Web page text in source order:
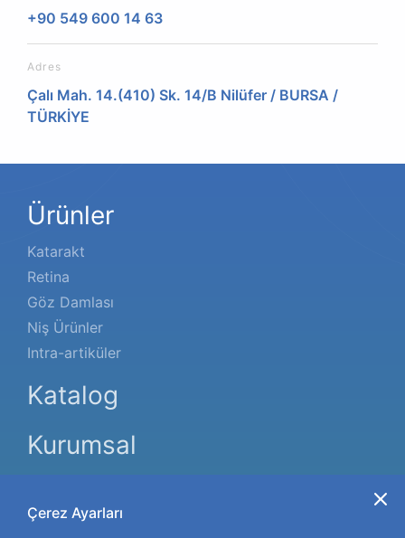
+90 549 600 14 63
Adres
Çalı Mah. 14.(410) Sk. 14/B Nilüfer / BURSA /
TÜRKİYE
Ürünler
Katarakt
Retina
Göz Damlası
Niş Ürünler
Intra-artiküler
Katalog
Kurumsal
Bizden Haberler
Çerez Ayarları